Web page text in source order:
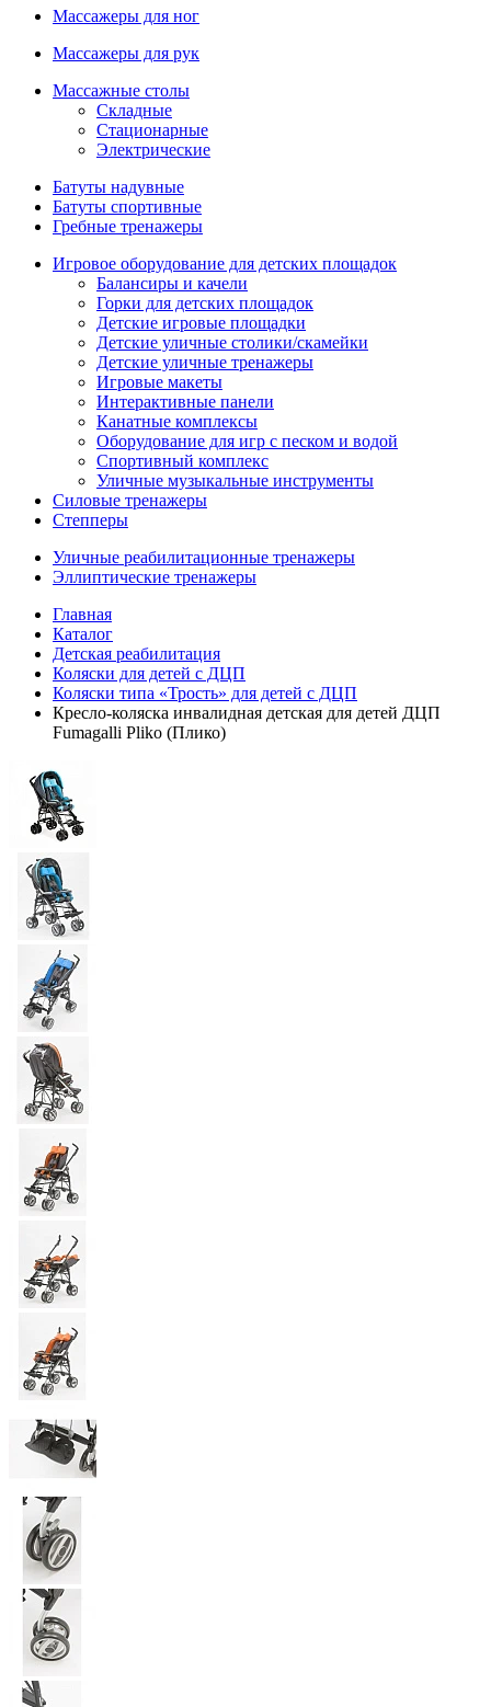
Массажеры для ног
Массажеры для рук
Массажные столы
Складные
Стационарные
Электрические
Батуты надувные
Батуты спортивные
Гребные тренажеры
Игровое оборудование для детских площадок
Балансиры и качели
Горки для детских площадок
Детские игровые площадки
Детские уличные столики/скамейки
Детские уличные тренажеры
Игровые макеты
Интерактивные панели
Канатные комплексы
Оборудование для игр с песком и водой
Спортивный комплекс
Уличные музыкальные инструменты
Силовые тренажеры
Степперы
Уличные реабилитационные тренажеры
Эллиптические тренажеры
Главная
Каталог
Детская реабилитация
Коляски для детей с ДЦП
Коляски типа «Трость» для детей с ДЦП
Кресло-коляска инвалидная детская для детей ДЦП
Fumagalli Pliko (Плико)